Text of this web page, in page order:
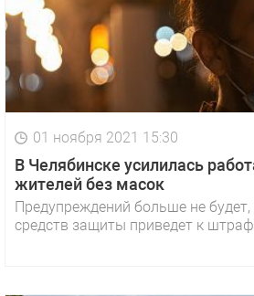
01 ноября 2021 15:30
В Челябинске усилилась
жителей без масок
Предупреждений больше не
средств защиты приведет к